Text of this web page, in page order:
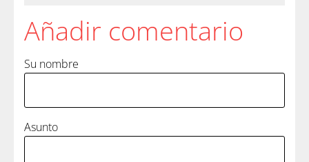
Añadir comentario
Su nombre
Asunto